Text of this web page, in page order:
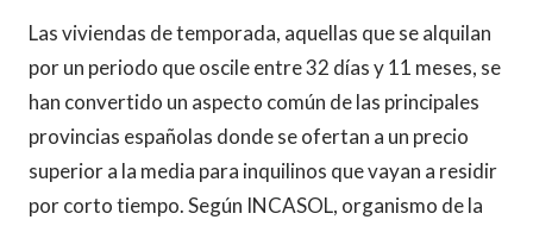
Las viviendas de temporada, aquellas que se alquilan
por un periodo que oscile entre 32 días y 11 meses, se
han convertido un aspecto común de las principales
provincias españolas donde se ofertan a un precio
superior a la media para inquilinos que vayan a residir
por corto tiempo. Según INCASOL, organismo de la